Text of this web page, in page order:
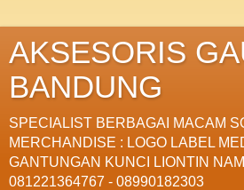
AKSESORIS
BANDUNG
SPECIALIST BERBAGAI MACAM
MERCHANDISE : LOGO LABEL
GANTUNGAN KUNCI LIONTIN
081221364767 - 08990182303